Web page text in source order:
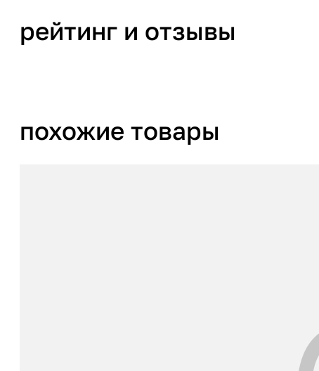
рейтинг и отзывы
похожие товары